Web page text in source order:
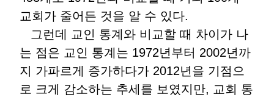
교회가 줄어든 것을 알 수 있다.
그런데 교인 통계와 비교할 때 차이가 나
는 점은 교인 통계는 1972년부터 2002년까
지 가파르게 증가하다가 2012년을 기점으
로 크게 감소하는 추세를 보였지만, 교회 통